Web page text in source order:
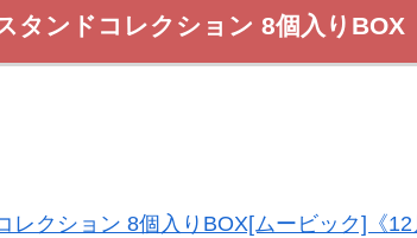
タンドコレクション 8個入りBOX
クション 8個入りBOX[ムービック]《12